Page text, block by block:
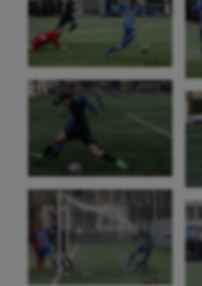
Natation artistique
Omnisports
Outdoor
Paddle
Parkour
Patinage artistique
Pétanque
Plongée
Randonnée / Marche